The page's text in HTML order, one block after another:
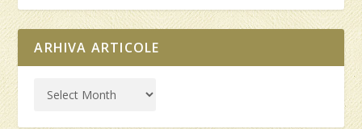
ARHIVA ARTICOLE